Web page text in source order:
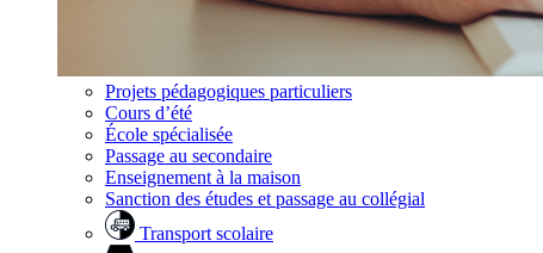
Projets pédagogiques particuliers
Cours d’été
École spécialisée
Passage au secondaire
Enseignement à la maison
Sanction des études et passage au collégial
Transport scolaire